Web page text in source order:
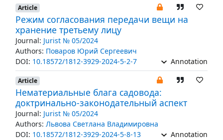
Article
Режим согласования передачи вещи на
хранение третьему лицу
Journal: Jurist № 05/2024
Authors: Поваров Юрий Сергеевич
DOI: 10.18572/1812-3929-2024-5-2-7 Annotation
Article
Нематериальные блага садовода:
доктринально-законодательный аспект
Journal: Jurist № 05/2024
Authors: Львова Светлана Владимировна
DOI: 10.18572/1812-3929-2024-5-8-13 Annotation